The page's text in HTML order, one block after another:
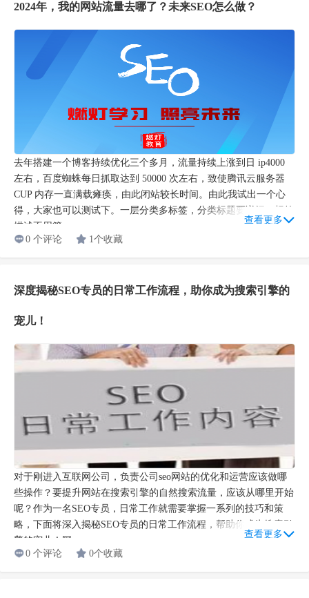
2024年，我的网站流量去哪了？未来SEO怎么做？
去年搭建一个博客持续优化三个多月，流量持续上涨到日 ip4000
左右，百度蜘蛛每日抓取达到 50000 次左右，致使腾讯云服务器
CUP 内存一直满载瘫痪，由此闭站较长时间。由此我试出一个心
得，大家也可以测试下。一层分类多标签，分类标题要详细，标签
描述不用管...
查看更多
0 个评论
1个收藏
深度揭秘SEO专员的日常工作流程，助你成为搜索引擎的
宠儿！
对于刚进入互联网公司，负责公司seo网站的优化和运营应该做哪
些操作？要提升网站在搜索引擎的自然搜索流量，应该从哪里开始
呢？作为一名SEO专员，日常工作就需要掌握一系列的技巧和策
略，下面将深入揭秘SEO专员的日常工作流程，帮助你成为搜索引
擎的宠儿！网...
查看更多
0 个评论
0个收藏